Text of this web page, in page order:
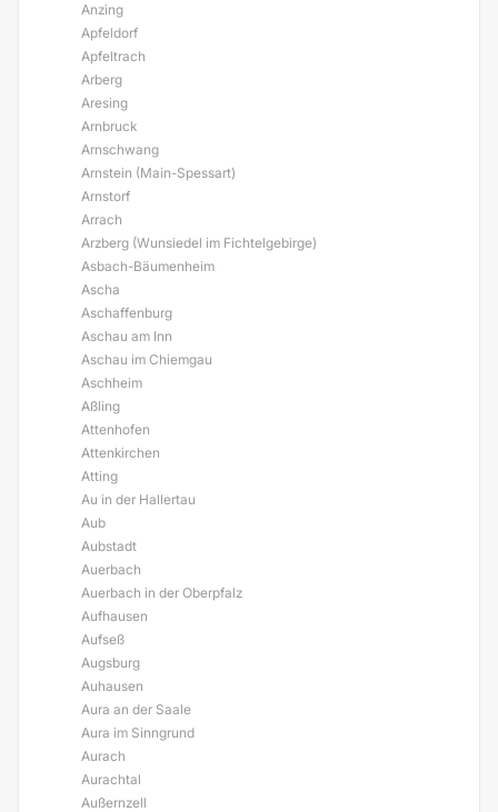
Anzing
Apfeldorf
Apfeltrach
Arberg
Aresing
Arnbruck
Arnschwang
Arnstein (Main-Spessart)
Arnstorf
Arrach
Arzberg (Wunsiedel im Fichtelgebirge)
Asbach-Bäumenheim
Ascha
Aschaffenburg
Aschau am Inn
Aschau im Chiemgau
Aschheim
Aßling
Attenhofen
Attenkirchen
Atting
Au in der Hallertau
Aub
Aubstadt
Auerbach
Auerbach in der Oberpfalz
Aufhausen
Aufseß
Augsburg
Auhausen
Aura an der Saale
Aura im Sinngrund
Aurach
Aurachtal
Außernzell